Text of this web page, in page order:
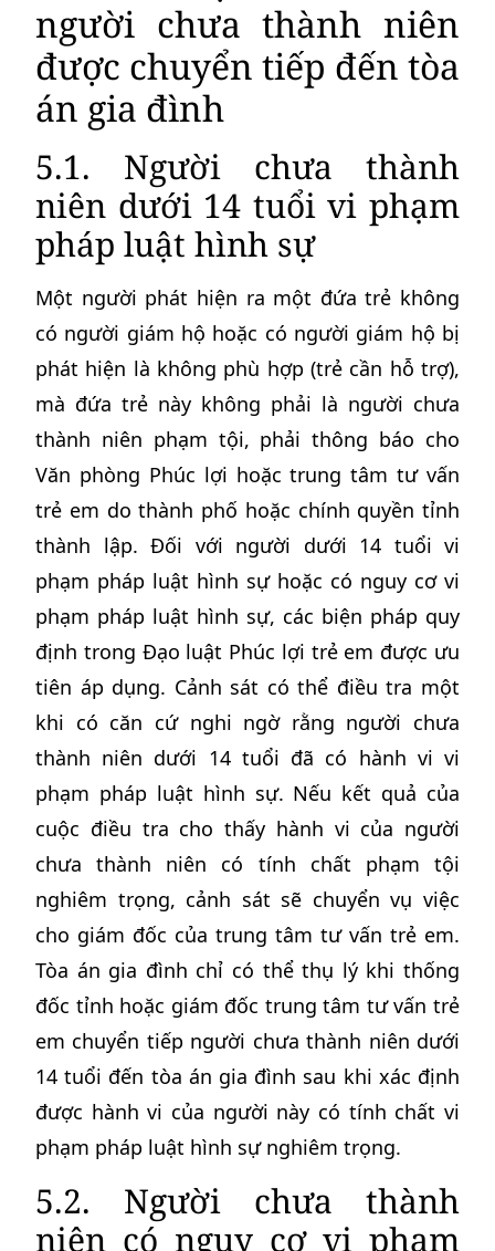
người chưa thành niên
được chuyển tiếp đến tòa
án gia đình
5.1. Người chưa thành
niên dưới 14 tuổi vi phạm
pháp luật hình sự
Một người phát hiện ra một đứa trẻ không
có người giám hộ hoặc có người giám hộ bị
phát hiện là không phù hợp (trẻ cần hỗ trợ),
mà đứa trẻ này không phải là người chưa
thành niên phạm tội, phải thông báo cho
Văn phòng Phúc lợi hoặc trung tâm tư vấn
trẻ em do thành phố hoặc chính quyền tỉnh
thành lập. Đối với người dưới 14 tuổi vi
phạm pháp luật hình sự hoặc có nguy cơ vi
phạm pháp luật hình sự, các biện pháp quy
định trong Đạo luật Phúc lợi trẻ em được ưu
tiên áp dụng. Cảnh sát có thể điều tra một
khi có căn cứ nghi ngờ rằng người chưa
thành niên dưới 14 tuổi đã có hành vi vi
phạm pháp luật hình sự. Nếu kết quả của
cuộc điều tra cho thấy hành vi của người
chưa thành niên có tính chất phạm tội
nghiêm trọng, cảnh sát sẽ chuyển vụ việc
cho giám đốc của trung tâm tư vấn trẻ em.
Tòa án gia đình chỉ có thể thụ lý khi thống
đốc tỉnh hoặc giám đốc trung tâm tư vấn trẻ
em chuyển tiếp người chưa thành niên dưới
14 tuổi đến tòa án gia đình sau khi xác định
được hành vi của người này có tính chất vi
phạm pháp luật hình sự nghiêm trọng.
5.2. Người chưa thành
niên có nguy cơ vi phạm